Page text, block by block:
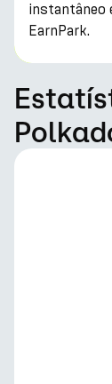
instantâneo
EarnPark.